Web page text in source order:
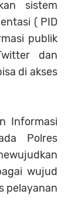
sistem
( PID
publik
dan
di akses
Informasi
Polres
wujud
pelayanan